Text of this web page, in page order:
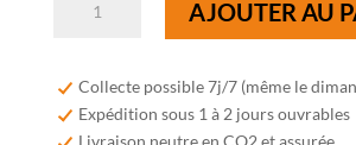
cadeau
AJOUTER AU
Collecte possible 7j/7 (même le
Expédition sous 1 à 2 jours ouvrables
Livraison neutre en CO2 et assurée